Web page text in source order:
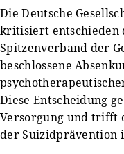
Die Deutsche
kritisiert entschieden
Spitzenverband der
beschlossene
Diese Entscheidung
Versorgung und trifft
der Suizidprävention